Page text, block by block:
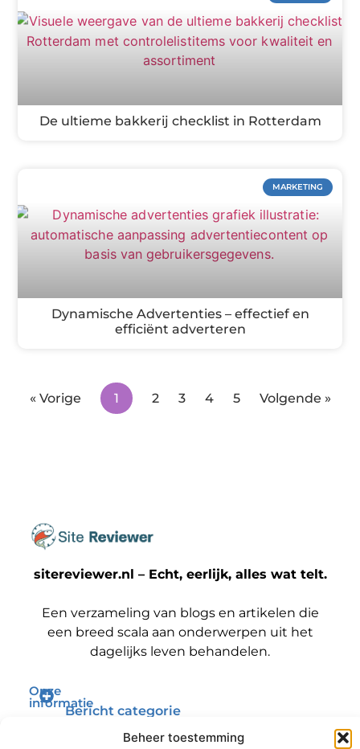
Beheer toestemming
De ultieme bakkerij checklist in Rotterdam
MARKETING
Dynamische Advertenties – effectief en
efficiënt adverteren
« Vorige 1 2 3 4 5 Volgende »
sitereviewer.nl – Echt, eerlijk, alles wat telt.
Een verzameling van blogs en artikelen die
een breed scala aan onderwerpen uit het
dagelijks leven behandelen.
Onze
informatie
Bericht categorie